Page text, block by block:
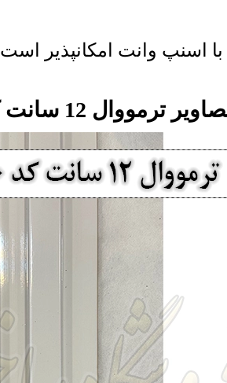
اسنپ وانت امکانپذیر است
ترمووال 12 سانت کد 1250 سفید براق